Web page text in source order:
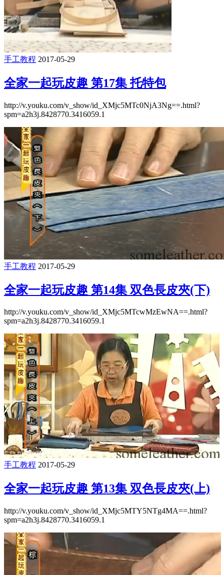
手工教程 2017-05-29
全家一起玩皮趣 第17集 托特包
http://v.youku.com/v_show/id_XMjc5MTc0NjA3Ng==.html?
spm=a2h3j.8428770.3416059.1
手工教程 2017-05-29
全家一起玩皮趣 第14集 双色長皮夾(下)
http://v.youku.com/v_show/id_XMjc5MTcwMzEwNA==.html?
spm=a2h3j.8428770.3416059.1
手工教程 2017-05-29
全家一起玩皮趣 第13集 双色長皮夾(上)
http://v.youku.com/v_show/id_XMjc5MTY5NTg4MA==.html?
spm=a2h3j.8428770.3416059.1